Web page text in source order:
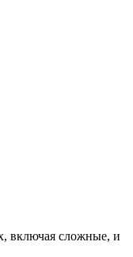
включая сложные, и